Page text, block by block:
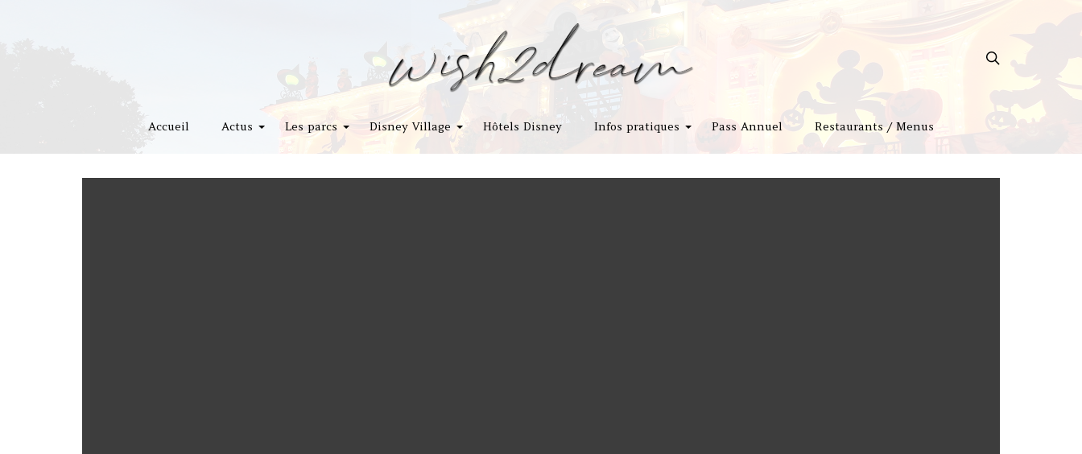
Accueil Actus Les parcs Disney Village Hôtels Disney Infos pratiques Pass Annuel Restaurants / Menus